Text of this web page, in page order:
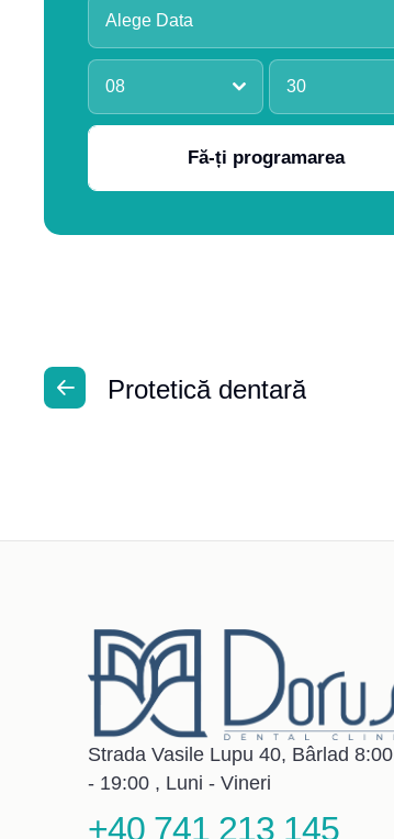
08 30
Fă-ți programarea
Protetică dentară
Strada Vasile Lupu 40, Bârlad 8:00
- 19:00 , Luni - Vineri
+40 741 213 145